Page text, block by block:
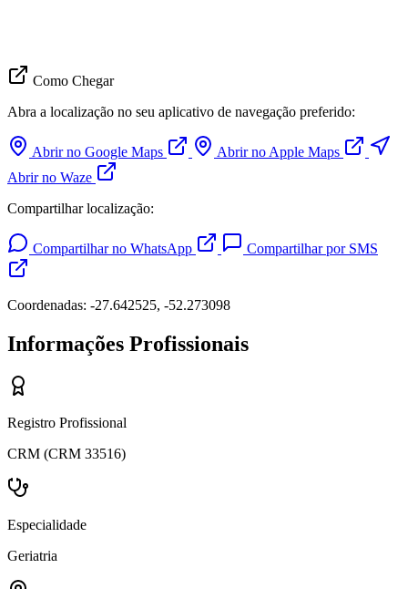
Como Chegar
Abra a localização no seu aplicativo de navegação preferido:
Abrir no Google Maps
Abrir no Apple Maps
Abrir no Waze
Compartilhar localização:
Compartilhar no WhatsApp Compartilhar por SMS
Coordenadas: -27.642525, -52.273098
Informações Profissionais
Registro Profissional
CRM (CRM 33516)
Especialidade
Geriatria